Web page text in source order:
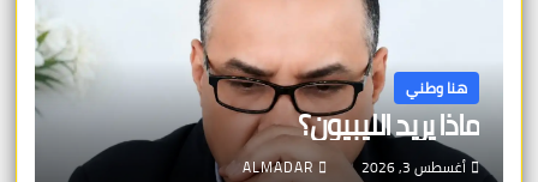
هنا وطني
ماذا يريد الليبيون؟
أغسطس 3, 2026 ALMADAR